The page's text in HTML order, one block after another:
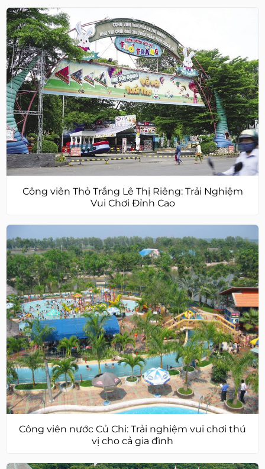
Công viên Thỏ Trắng Lê Thị Riêng: Trải Nghiệm
Vui Chơi Đỉnh Cao
Công viên nước Củ Chi: Trải nghiệm vui chơi thú
vị cho cả gia đình